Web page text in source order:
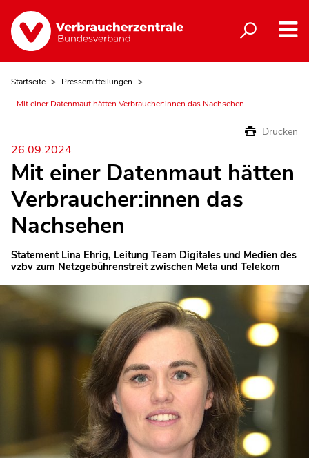
Startseite
Pressemitteilungen
Mit einer Datenmaut hätten Verbraucher:innen das Nachsehen
Drucken
26.09.2024
Mit einer Datenmaut hätten
Verbraucher:innen das
Nachsehen
Statement Lina Ehrig, Leitung Team Digitales und Medien des
vzbv zum Netzgebührenstreit zwischen Meta und Telekom